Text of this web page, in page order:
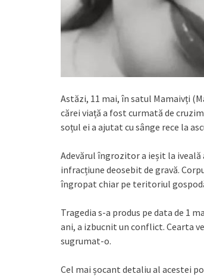
Astăzi, 11 mai, în satul Mamaivți
cărei viață a fost curmată de
soțul ei a ajutat cu sânge rece la
Adevărul îngrozitor a ieșit la iveală
infracțiune deosebit de gravă.
îngropat chiar pe teritoriul
Tragedia s-a produs pe data de 1
ani, a izbucnit un conflict. Cearta
sugrumat-o.
Cel mai șocant detaliu al acestei